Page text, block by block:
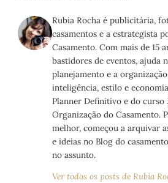
Rubia Rocha é publicitária,
casamentos e a estrategista
Casamento. Com mais de 15
bastidores de eventos, ajuda
planejamento e a
inteligência, estilo e
Planner Definitivo e do curso
Organização do Casamento.
melhor, começou a arquivar
e ideias no Blog do
no assunto.
Ver todos os posts de Rubia